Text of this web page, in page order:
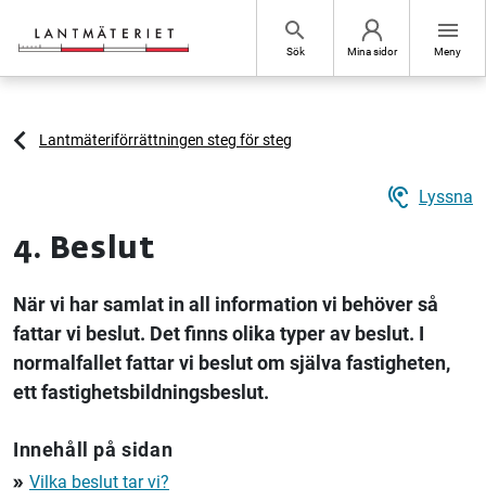
search
Sök Mina sidor
menu
Meny
Lantmäteriförrättningen steg för steg
hearing Lyssna
4. Beslut
När vi har samlat in all information vi behöver så
fattar vi beslut. Det finns olika typer av beslut. I
normalfallet fattar vi beslut om själva fastigheten,
ett fastighetsbildningsbeslut.
Innehåll på sidan
double_arrow Vilka beslut tar vi?